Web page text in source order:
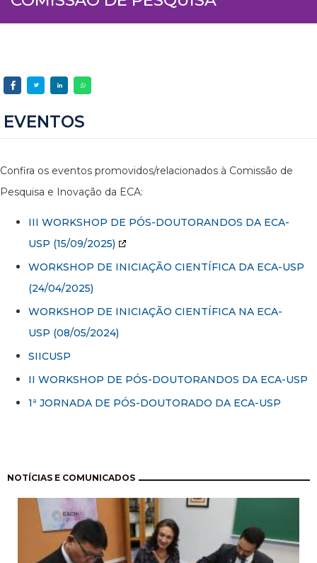
EVENTOS
Confira os eventos promovidos/relacionados à Comissão de
Pesquisa e Inovação da ECA:
III WORKSHOP DE PÓS-DOUTORANDOS DA ECA-
USP (15/09/2025)
WORKSHOP DE INICIAÇÃO CIENTÍFICA DA ECA-USP
(24/04/2025)
WORKSHOP DE INICIAÇÃO CIENTÍFICA NA ECA-
USP (08/05/2024)
SIICUSP
II WORKSHOP DE PÓS-DOUTORANDOS DA ECA-USP
1ª JORNADA DE PÓS-DOUTORADO DA ECA-USP
NOTÍCIAS E COMUNICADOS
Paginación